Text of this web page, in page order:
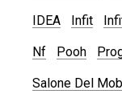
IDEA Infit
Nf Pooh
Salone Del